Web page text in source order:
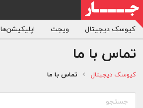
کیوسک دیجیتال ویجت اپلیکیشن‌ها
تماس با ما
کیوسک دیجیتال تماس با ما
جستجو